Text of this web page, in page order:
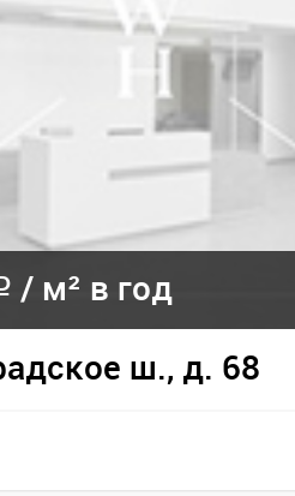
/ м² в год
ш., д. 68